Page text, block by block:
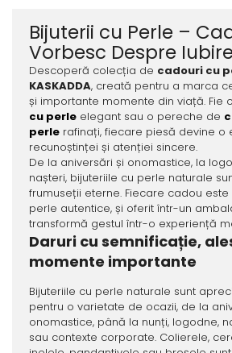
Bijuterii cu Perle –
Vorbesc Despre Iubire
Descoperă colecția de cadouri cu
KASKADDA, creată pentru a marca
și importante momente din viață. Fie
cu perleelegant sau o pereche de
perlerafinați, fiecare piesă devine o
recunoștinței și atenției sincere.
De la aniversări și onomastice, la
nașteri, bijuteriile cu perle naturale
frumuseții eterne. Fiecare cadou este
perle autentice, și oferit într-un
transformă gestul într-o experiență
Daruri cu semnificație,
momente importante
Bijuteriile cu perle naturale sunt
pentru o varietate de ocazii, de la
onomastice, până la nunți, logodne,
sau contexte corporate. Colierele,